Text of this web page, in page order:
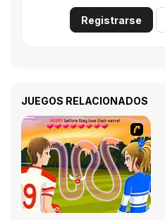
Registrarse
JUEGOS RELACIONADOS